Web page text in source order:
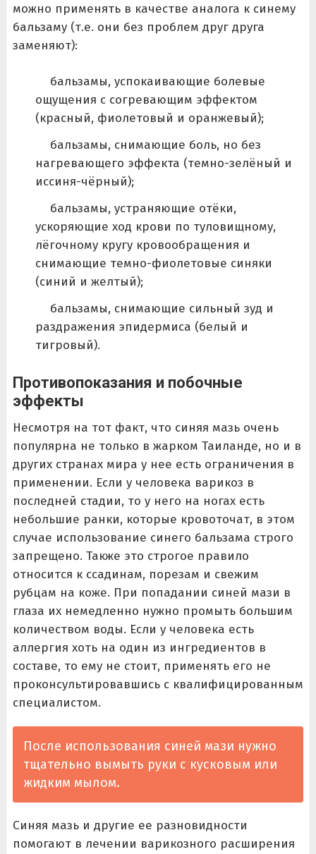
можно применять в качестве аналога к синему
бальзаму (т.е. они без проблем друг друга
заменяют):
бальзамы, успокаивающие болевые
ощущения с согревающим эффектом
(красный, фиолетовый и оранжевый);
бальзамы, снимающие боль, но без
нагревающего эффекта (темно-зелёный и
иссиня-чёрный);
бальзамы, устраняющие отёки,
ускоряющие ход крови по туловищному,
лёгочному кругу кровообращения и
снимающие темно-фиолетовые синяки
(синий и желтый);
бальзамы, снимающие сильный зуд и
раздражения эпидермиса (белый и
тигровый).
Противопоказания и побочные
эффекты
Несмотря на тот факт, что синяя мазь очень
популярна не только в жарком Таиланде, но и в
других странах мира у нее есть ограничения в
применении. Если у человека варикоз в
последней стадии, то у него на ногах есть
небольшие ранки, которые кровоточат, в этом
случае использование синего бальзама строго
запрещено. Также это строгое правило
относится к ссадинам, порезам и свежим
рубцам на коже. При попадании синей мази в
глаза их немедленно нужно промыть большим
количеством воды. Если у человека есть
аллергия хоть на один из ингредиентов в
составе, то ему не стоит, применять его не
проконсультировавшись с квалифицированным
специалистом.
После использования синей мази нужно
тщательно вымыть руки с кусковым или
жидким мылом.
Синяя мазь и другие ее разновидности
помогают в лечении варикозного расширения